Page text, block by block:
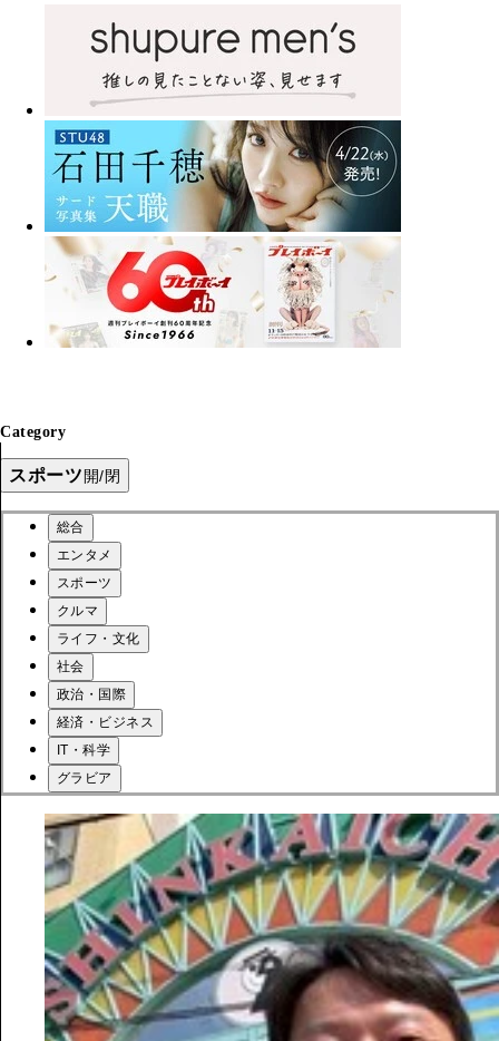
Category
スポーツ開/閉
総合
エンタメ
スポーツ
クルマ
ライフ・文化
社会
政治・国際
経済・ビジネス
IT・科学
グラビア